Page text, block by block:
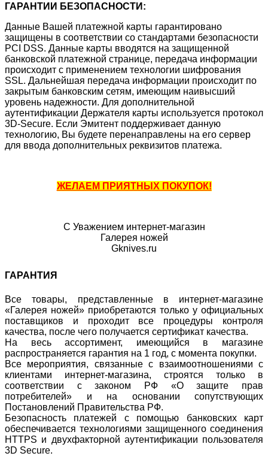
ГАРАНТИИ БЕЗОПАСНОСТИ:
Данные Вашей платежной карты гарантировано
защищены в соответствии со стандартами безопасности
PCI DSS. Данные карты вводятся на защищенной
банковской платежной странице, передача информации
происходит с применением технологии шифрования
SSL. Дальнейшая передача информации происходит по
закрытым банковским сетям, имеющим наивысший
уровень надежности. Для дополнительной
аутентификации Держателя карты используется протокол
3D-Secure. Если Эмитент поддерживает данную
технологию, Вы будете перенаправлены на его сервер
для ввода дополнительных реквизитов платежа.
ЖЕЛАЕМ ПРИЯТНЫХ ПОКУПОК!
С Уважением интернет-магазин
Галерея ножей
Gknives.ru
ГАРАНТИЯ
Все товары, представленные в интернет-магазине
«Галерея ножей» приобретаются только у официальных
поставщиков и проходит все процедуры контроля
качества, после чего получается сертификат качества.
На весь ассортимент, имеющийся в магазине
распространяется гарантия на 1 год, с момента покупки.
Все мероприятия, связанные с взаимоотношениями с
клиентами интернет-магазина, строятся только в
соответствии с законом РФ «О защите прав
потребителей» и на основании сопутствующих
Постановлений Правительства РФ.
Безопасность платежей с помощью банковских карт
обеспечивается технологиями защищенного соединения
HTTPS и двухфакторной аутентификации пользователя
3D Secure.